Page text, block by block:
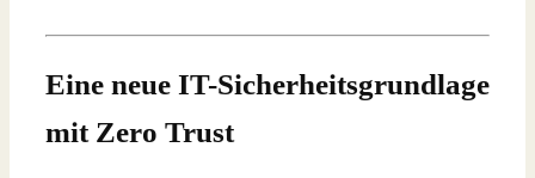
Eine neue IT-Sicherheitsgrundlage
mit Zero Trust